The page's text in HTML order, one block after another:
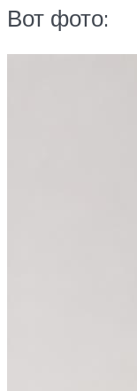
Вот фото: